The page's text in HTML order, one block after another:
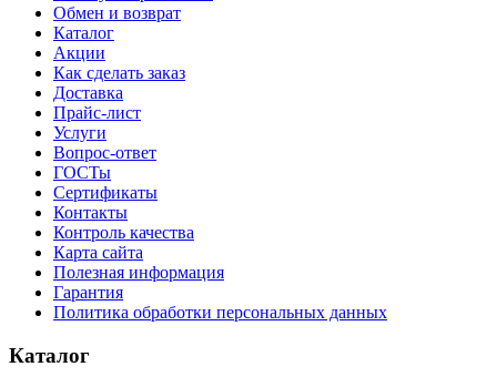
Обмен и возврат
Каталог
Акции
Как сделать заказ
Доставка
Прайс-лист
Услуги
Вопрос-ответ
ГОСТы
Сертификаты
Контакты
Контроль качества
Карта сайта
Полезная информация
Гарантия
Политика обработки персональных данных
Каталог